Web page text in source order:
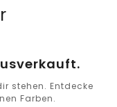
stehen. Entdecke
Farben.